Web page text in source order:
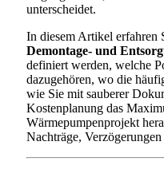
unterscheidet.
In diesem Artikel erfahren
Demontage- und
definiert werden, welche
dazugehören, wo die
wie Sie mit sauberer
Kostenplanung das
Wärmepumpenprojekt
Nachträge,